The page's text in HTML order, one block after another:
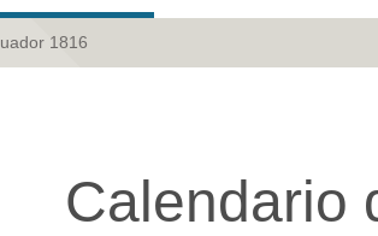
1816
Calendario